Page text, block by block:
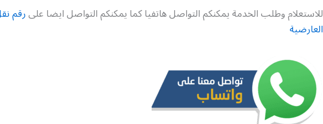
للاستعلام وطلب الخدمة يمكنكم التواصل هاتفيا كما يمكنكم التواصل ايضا علىرقم
العارضية